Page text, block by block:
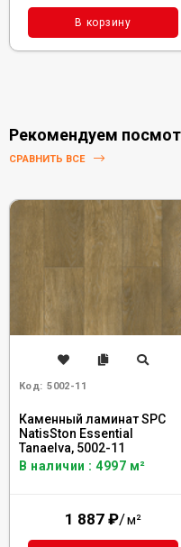
В корзину
Рекомендуем
СРАВНИТЬ ВСЕ
Код: 5002-11
Каменный ламинат SPC
NatisSton Essential
Tanaelva, 5002-11
В наличии : 4997 м²
1 887 ₽/м²